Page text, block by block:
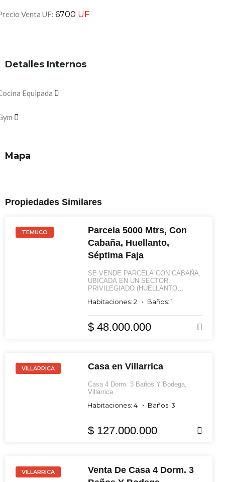
Venta UF: 6700 UF
Detalles Internos
Equipada
Mapa
Propiedades Similares
TEMUCO
Parcela 5000 Mtrs, Con
Cabaña, Huellanto,
Séptima Faja
SE VENDE PARCELA CON CABAÑA,
UBICADA EN UN SECTOR
PRIVILEGIADO (HUELLANTO
VILLARRICA - LONCOCHE, CON
Mts 2, con estructura y revestimiento
en madera nativa.
Habitaciones: 2 Baños: 1
$ 48.000.000
VILLARRICA Casa en Villarrica
Casa 4 Dorm. 3 Baños Y Bodega,
Villarrica
Habitaciones: 4 Baños: 3
$ 127.000.000
VILLARRICA
Venta De Casa 4 Dorm. 3